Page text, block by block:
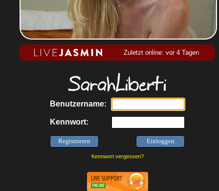
Zuletzt online: vor 4 Tagen
Benutzername:
Kennwort:
Kennwort vergessen?